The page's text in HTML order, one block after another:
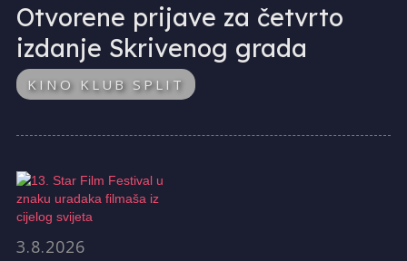
Otvorene prijave za četvrto
izdanje Skrivenog grada
KINO KLUB SPLIT
3.8.2026